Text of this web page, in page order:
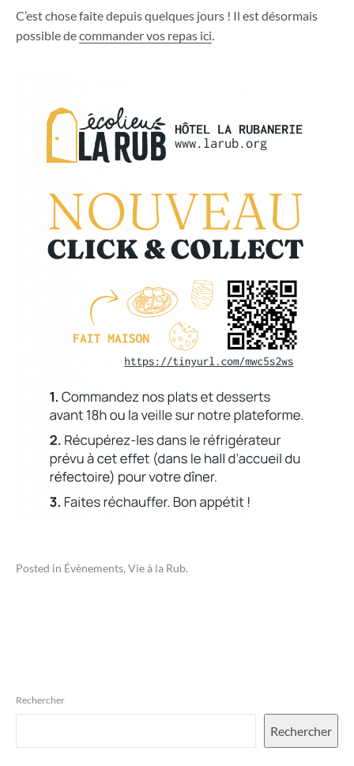
C’est chose faite depuis quelques jours ! Il est désormais
possible decommander vos repas ici.
Posted in Évènements, Vie à la Rub.
Rechercher
Rechercher